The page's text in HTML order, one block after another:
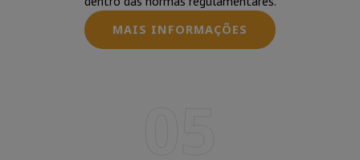
MAIS INFORMAÇÕES